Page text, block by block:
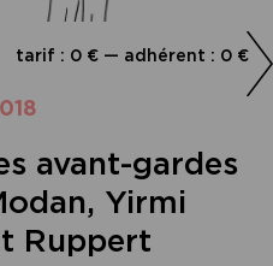
tarif : 0 € — adhérent : 0 €
avant-gardes
Yirmi
Ruppert